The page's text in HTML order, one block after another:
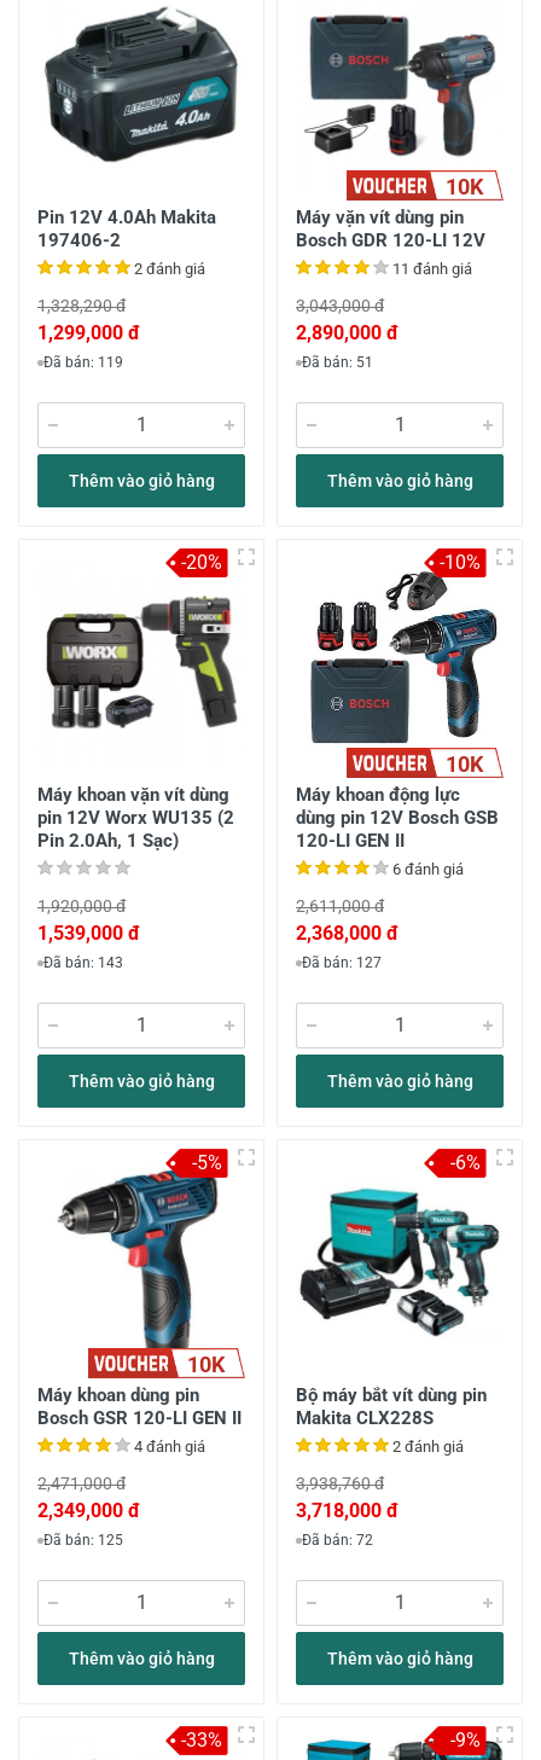
Pin 12V 4.0Ah Makita
197406-2
2 đánh giá
1,328,290 đ
1,299,000 đ
Đã bán: 119
Thêm vào giỏ hàng
10K
Máy vặn vít dùng pin
Bosch GDR 120-LI 12V
11 đánh giá
3,043,000 đ
2,890,000 đ
Đã bán: 51
Thêm vào giỏ hàng
Máy khoan vặn vít dùng
pin 12V Worx WU135 (2
Pin 2.0Ah, 1 Sạc)
1,920,000 đ
1,539,000 đ
Đã bán: 143
Thêm vào giỏ hàng
-20%
10K
Máy khoan động lực
dùng pin 12V Bosch GSB
120-LI GEN II
6 đánh giá
2,611,000 đ
2,368,000 đ
Đã bán: 127
Thêm vào giỏ hàng
-10%
10K
Máy khoan dùng pin
Bosch GSR 120-LI GEN II
4 đánh giá
2,471,000 đ
2,349,000 đ
Đã bán: 125
Thêm vào giỏ hàng
-5%
Bộ máy bắt vít dùng pin
Makita CLX228S
2 đánh giá
3,938,760 đ
3,718,000 đ
Đã bán: 72
Thêm vào giỏ hàng
-6%
-33% -9%